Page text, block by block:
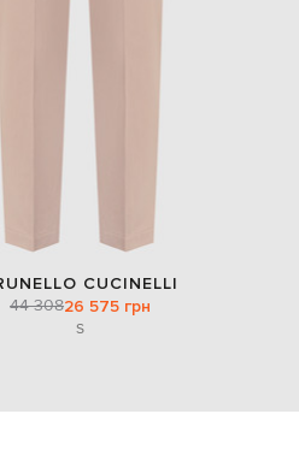
CUCINELLI
44 30826 575 грн
S